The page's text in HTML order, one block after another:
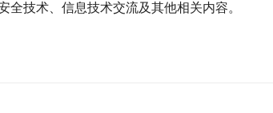
技术、信息技术交流及其他相关内容。